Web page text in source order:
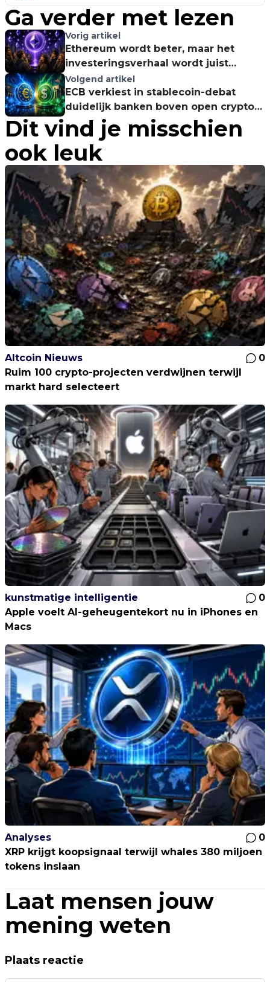
Ga verder met lezen
Vorig artikel
Ethereum wordt beter, maar het
investeringsverhaal wordt juist
moeilijker
Volgend artikel
ECB verkiest in stablecoin-debat
duidelijk banken boven open crypto-
Dit vind je misschien
ook leuk
Altcoin Nieuws
0
Ruim 100 crypto-projecten verdwijnen terwijl
markt hard selecteert
kunstmatige intelligentie
0
Apple voelt AI-geheugentekort nu in iPhones en
Macs
Analyses
0
XRP krijgt koopsignaal terwijl whales 380 miljoen
tokens inslaan
Laat mensen jouw
mening weten
Plaats reactie